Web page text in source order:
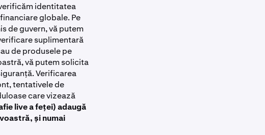
identitatea
globale. Pe
de guvern, vă putem
suplimentară
de produsele pe
vă putem solicita
Verificarea
tentativele de
care vizează
live a feței) adaugă
și numai